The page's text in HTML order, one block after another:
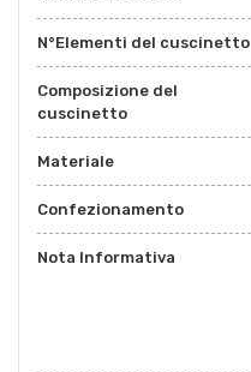
N°Elementi del cuscinetto
Composizione del
cuscinetto
Materiale
Confezionamento
Nota Informativa